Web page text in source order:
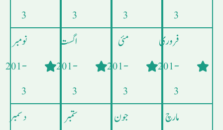
3
فروری
- 201
3
مارچ
3
مئی
- 201
3
جون
3
اگست
- 201
3
ستمبر
3
نومبر
- 201
3
دسمبر